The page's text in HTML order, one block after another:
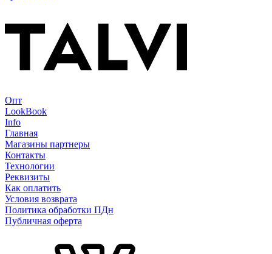
Опт
LookBook
Info
Главная
Магазины партнеры
Контакты
Технологии
Реквизиты
Как оплатить
Условия возврата
Политика обработки ПДн
Публичная оферта